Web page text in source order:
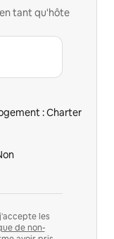
tant qu'hôte
: Charter
les
de non-